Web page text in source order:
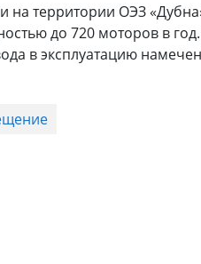
на территории ОЭЗ
до 720 моторов в год.
в эксплуатацию